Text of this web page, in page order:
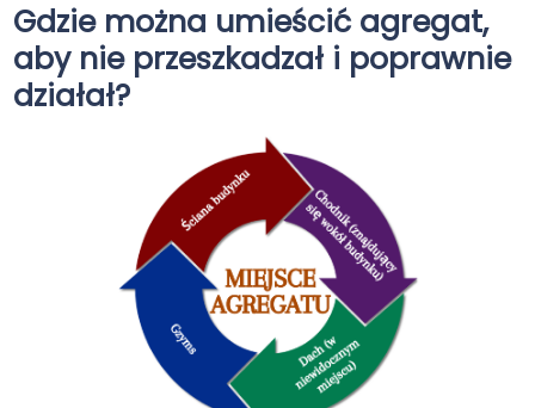
Gdzie można umieścić agregat,
aby nie przeszkadzał i poprawnie
działał?